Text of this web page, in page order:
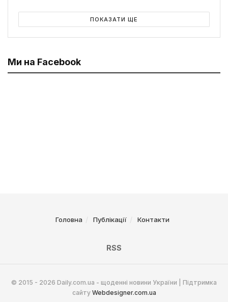
ПОКАЗАТИ ЩЕ
Ми на Facebook
Головна Публікації Контакти
RSS
© 2015 - 2026 Daily.com.ua - щоденні новини України | Підтримка
сайту Webdesigner.com.ua